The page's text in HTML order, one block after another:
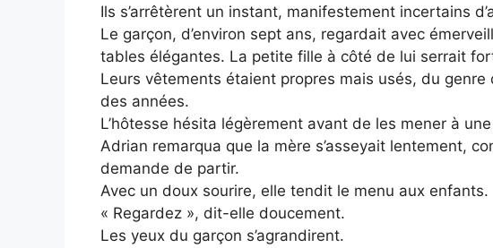
Ils s’arrêtèrent un instant, manifestement incertains
Le garçon, d’environ sept ans, regardait avec
tables élégantes. La petite fille à côté de lui serrait
Leurs vêtements étaient propres mais usés, du
des années.
L’hôtesse hésita légèrement avant de les mener à
Adrian remarqua que la mère s’asseyait lentement,
demande de partir.
Avec un doux sourire, elle tendit le menu aux enfants.
« Regardez », dit-elle doucement.
Les yeux du garçon s’agrandirent.